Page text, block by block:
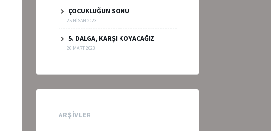
ÇOCUKLUĞUN SONU
25 NISAN 2023
5. DALGA, KARŞI KOYACAĞIZ
26 MART 2023
ARŞIVLER